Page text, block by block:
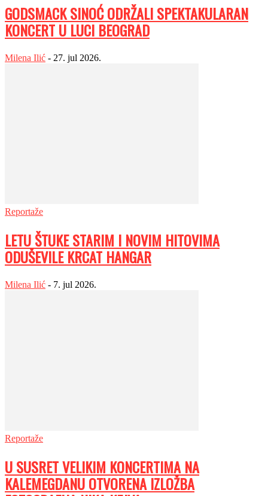
GODSMACK SINOĆ ODRŽALI SPEKTAKULARAN
KONCERT U LUCI BEOGRAD
Milena Ilić - 27. jul 2026.
Reportaže
LETU ŠTUKE STARIM I NOVIM HITOVIMA
ODUŠEVILE KRCAT HANGAR
Milena Ilić - 7. jul 2026.
Reportaže
U SUSRET VELIKIM KONCERTIMA NA
KALEMEGDANU OTVORENA IZLOŽBA